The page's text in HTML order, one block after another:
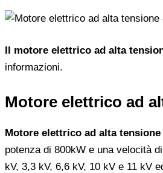
Il motore elettrico ad alta
informazioni.
Motore elettrico ad
Motore elettrico ad alta tensione
potenza di 800kW e una velocità
kV, 3,3 kV, 6,6 kV, 10 kV e 11 kV